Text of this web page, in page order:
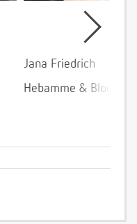
Jana Friedrich
Hebamme &